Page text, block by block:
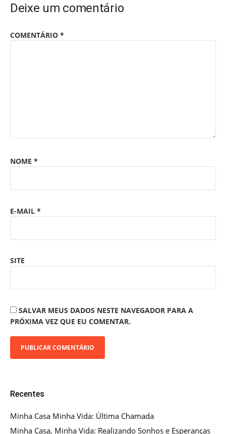
Deixe um comentário
COMENTÁRIO *
NOME *
E-MAIL *
SITE
SALVAR MEUS DADOS NESTE NAVEGADOR PARA A
PRÓXIMA VEZ QUE EU COMENTAR.
Recentes
Minha Casa Minha Vida: Última Chamada
Minha Casa, Minha Vida: Realizando Sonhos e Esperanças